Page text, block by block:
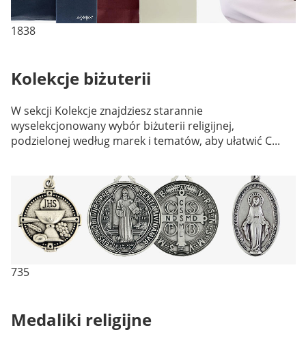
1838
Kolekcje biżuterii
W sekcji Kolekcje znajdziesz starannie
wyselekcjonowany wybór biżuterii religijnej,
podzielonej według marek i tematów, aby ułatwić C...
735
Medaliki religijne